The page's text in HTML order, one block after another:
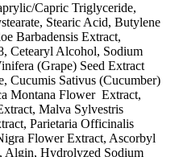
Capric Triglyceride,
Stearic Acid, Butylene
Barbadensis Extract,
Cetearyl Alcohol, Sodium
(Grape) Seed Extract
Cucumis Sativus (Cucumber)
Montana Flower Extract,
Malva Sylvestris
Parietaria Officinalis
Flower Extract, Ascorbyl
Algin, Hydrolyzed Sodium